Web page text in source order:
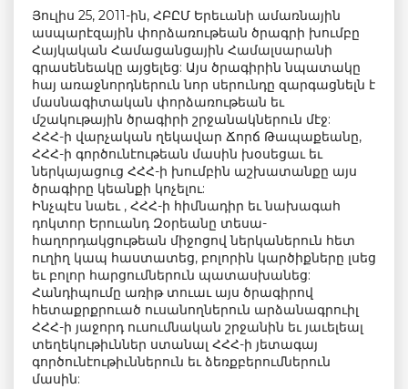
Յուլիս 25, 2011-ին, ՀԲԸՄ Երեւանի ամառնային
ասպարէզային փորձառութեան ծրագրի խումբը
Հայկական Համացանցային Համալսարանի
գրասենեակը այցելեց: Այս ծրագիրին նպատակը
հայ առաջնորդներուն նոր սերունդը զարգացնելն է
մասնագիտական փորձառութեան եւ
մշակութային ծրագիրի շրջանակներուն մէջ:
ՀՀՀ-ի վարչական ղեկավար Ճորճ Թապաքեանը,
ՀՀՀ-ի գործունէութեան մասին խօսեցաւ եւ
ներկայացուց ՀՀՀ-ի խումբին աշխատանքը այս
ծրագիրը կեանքի կոչելու:
Ինչպէս նաեւ , ՀՀՀ-ի հիմնադիր եւ նախագահ
դոկտոր Երուանդ Զօրեանը տեսա-
հաղորդակցութեան միջոցով ներկաներուն հետ
ուղիղ կապ հաստատեց, բոլորին կարծիքները լսեց
եւ բոլոր հարցումներուն պատասխանեց:
Հանդիպումը առիթ տուաւ այս ծրագիրով
հետաքրքրուած ուսանողներուն արձանագրուիլ
ՀՀՀ-ի յաջորդ ուսումնական շրջանին եւ յաւելեալ
տեղեկութիւններ ստանալ ՀՀՀ-ի յետագայ
գործունէութիւններուն եւ ձեռքբերումներուն
մասին: